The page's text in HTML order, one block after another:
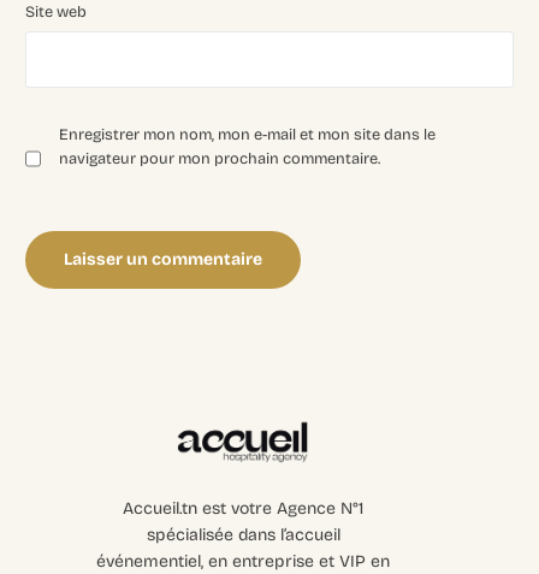
Site web
Enregistrer mon nom, mon e-mail et mon site dans le
navigateur pour mon prochain commentaire.
Accueil.tn est votre Agence N°1
spécialisée dans l’accueil
événementiel, en entreprise et VIP en